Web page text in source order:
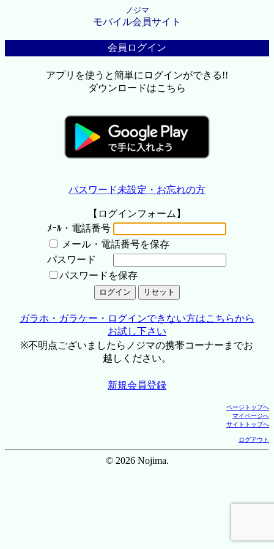
ノジマ
モバイル会員サイト
会員ログイン
アプリを使うと簡単にログインができる!!
ダウンロードはこちら
パスワード未設定・お忘れの方
【ログインフォーム】
ﾒｰﾙ・電話番号
メール・電話番号を保存
パスワード
パスワードを保存
ガラホ・ガラケー・ログインできない方はこちらから
お試し下さい
※不明点ございましたらノジマの携帯コーナーまでお
越しください。
新規会員登録
ページトップへ
マイページへ
サイトトップへ
ログアウト
© 2026 Nojima.